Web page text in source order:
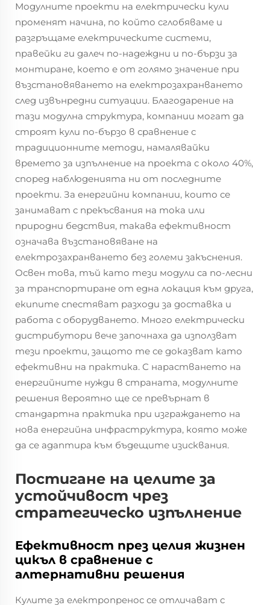
Модулните проекти на електрически кули
променят начина, по който сглобяваме и
разгръщаме електрическите системи,
правейки ги далеч по-надеждни и по-бързи за
монтиране, което е от голямо значение при
възстановяването на електрозахранването
след извънредни ситуации. Благодарение на
тази модулна структура, компании могат да
строят кули по-бързо в сравнение с
традиционните методи, намалявайки
времето за изпълнение на проекта с около 40%,
според наблюденията ни от последните
проекти. За енергийни компании, които се
занимават с прекъсвания на тока или
природни бедствия, такава ефективност
означава възстановяване на
електрозахранването без големи закъснения.
Освен това, тъй като тези модули са по-лесни
за транспортиране от една локация към друга,
екипите спестяват разходи за доставка и
работа с оборудването. Много електрически
дистрибутори вече започнаха да използват
тези проекти, защото те се доказват като
ефективни на практика. С нарастването на
енергийните нужди в страната, модулните
решения вероятно ще се превърнат в
стандартна практика при изграждането на
нова енергийна инфраструктура, която може
да се адаптира към бъдещите изисквания.
Постигане на целите за
устойчивост чрез
стратегическо изпълнение
Ефективност през целия жизнен
цикъл в сравнение с
алтернативни решения
Кулите за електропренос се отличават с